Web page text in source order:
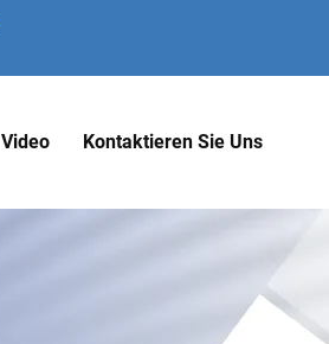
Video Kontaktieren Sie Uns